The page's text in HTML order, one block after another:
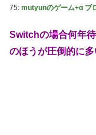
75: mutyunのゲーム+α ブ
Switchの場合何年
のほうが圧倒的に多